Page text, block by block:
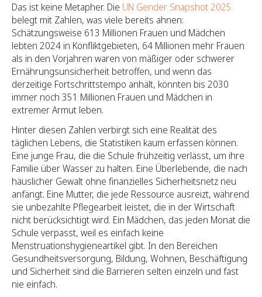
Das ist keine Metapher. Die UN Gender Snapshot 2025
belegt mit Zahlen, was viele bereits ahnen:
Schätzungsweise 613 Millionen Frauen und Mädchen
lebten 2024 in Konfliktgebieten, 64 Millionen mehr Frauen
als in den Vorjahren waren von mäßiger oder schwerer
Ernährungsunsicherheit betroffen, und wenn das
derzeitige Fortschrittstempo anhält, könnten bis 2030
immer noch 351 Millionen Frauen und Mädchen in
extremer Armut leben.
Hinter diesen Zahlen verbirgt sich eine Realität des
täglichen Lebens, die Statistiken kaum erfassen können.
Eine junge Frau, die die Schule frühzeitig verlässt, um ihre
Familie über Wasser zu halten. Eine Überlebende, die nach
häuslicher Gewalt ohne finanzielles Sicherheitsnetz neu
anfängt. Eine Mutter, die jede Ressource ausreizt, während
sie unbezahlte Pflegearbeit leistet, die in der Wirtschaft
nicht berücksichtigt wird. Ein Mädchen, das jeden Monat die
Schule verpasst, weil es einfach keine
Menstruationshygieneartikel gibt. In den Bereichen
Gesundheitsversorgung, Bildung, Wohnen, Beschäftigung
und Sicherheit sind die Barrieren selten einzeln und fast
nie einfach.